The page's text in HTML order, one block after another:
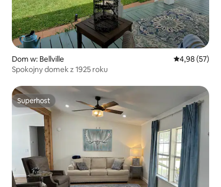
Dom w: Bellville Średnia
4,98 (57)
Spokojny domek z 1925 roku
Superhost
Superhost